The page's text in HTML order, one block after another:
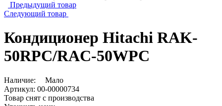
Предыдущий товар
Следующий товар
Кондиционер Hitachi RAK-
50RPC/RAC-50WPC
Наличие:
Мало
Артикул: 00-00000734
Товар снят с производства